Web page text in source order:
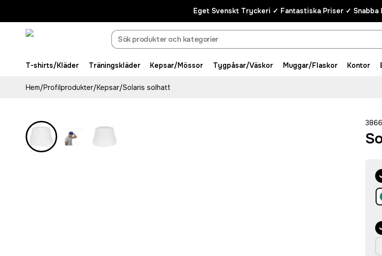
Eget Svenskt Tryckeri ✓ Fantastiska Priser ✓ Snabba
T-shirts/Kläder Träningskläder Kepsar/Mössor Tygpåsar/Väskor Muggar/Flaskor Kontor
Hem/Profilprodukter/Kepsar/Solaris solhatt
Bästsäljare